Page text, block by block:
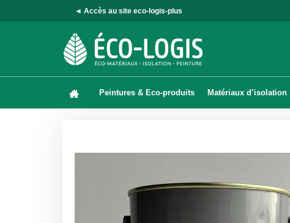
◄ Accès au site eco-logis-plus
Peintures & Eco-produits Matériaux d’isolation